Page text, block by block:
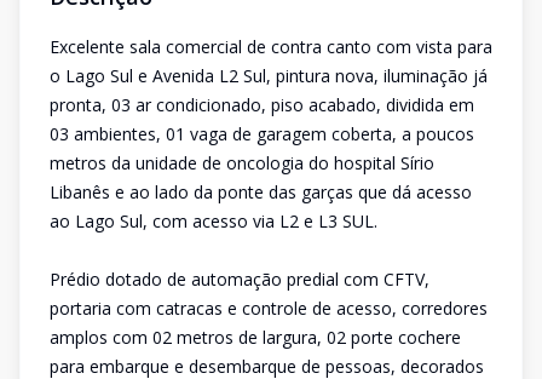
Excelente sala comercial de contra canto com vista para
o Lago Sul e Avenida L2 Sul, pintura nova, iluminação já
pronta, 03 ar condicionado, piso acabado, dividida em
03 ambientes, 01 vaga de garagem coberta, a poucos
metros da unidade de oncologia do hospital Sírio
Libanês e ao lado da ponte das garças que dá acesso
ao Lago Sul, com acesso via L2 e L3 SUL.
Prédio dotado de automação predial com CFTV,
portaria com catracas e controle de acesso, corredores
amplos com 02 metros de largura, 02 porte cochere
para embarque e desembarque de pessoas, decorados